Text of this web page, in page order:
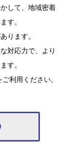
して、地域密着
す。
ります。
対応力で、より
す。
利用ください。